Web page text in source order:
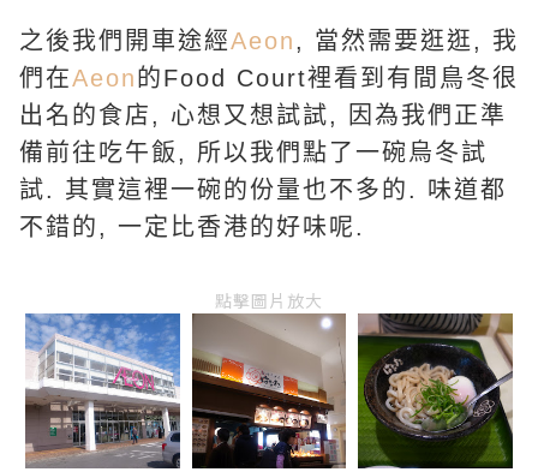
之後我們開車途經Aeon, 當然需要逛逛, 我
們在Aeon的Food Court裡看到有間鳥冬很
出名的食店, 心想又想試試, 因為我們正準
備前往吃午飯, 所以我們點了一碗烏冬試
試. 其實這裡一碗的份量也不多的. 味道都
不錯的, 一定比香港的好味呢.
點擊圖片放大